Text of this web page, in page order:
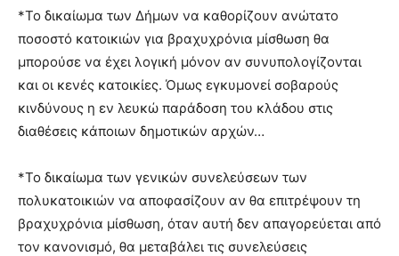
*Το δικαίωμα των Δήμων να καθορίζουν ανώτατο
ποσοστό κατοικιών για βραχυχρόνια μίσθωση θα
μπορούσε να έχει λογική μόνον αν συνυπολογίζονται
και οι κενές κατοικίες. Όμως εγκυμονεί σοβαρούς
κινδύνους η εν λευκώ παράδοση του κλάδου στις
διαθέσεις κάποιων δημοτικών αρχών…
*Το δικαίωμα των γενικών συνελεύσεων των
πολυκατοικιών να αποφασίζουν αν θα επιτρέψουν τη
βραχυχρόνια μίσθωση, όταν αυτή δεν απαγορεύεται από
τον κανονισμό, θα μεταβάλει τις συνελεύσεις